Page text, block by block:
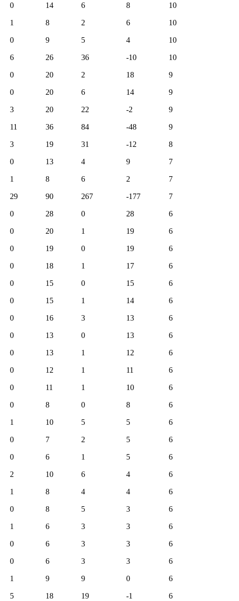
0 14 6 8 10
1 8 2 6 10
0 9 5 4 10
6 26 36 -10 10
0 20 2 18 9
0 20 6 14 9
3 20 22 -2 9
11 36 84 -48 9
3 19 31 -12 8
0 13 4 9 7
1 8 6 2 7
29 90 267 -177 7
0 28 0 28 6
0 20 1 19 6
0 19 0 19 6
0 18 1 17 6
0 15 0 15 6
0 15 1 14 6
0 16 3 13 6
0 13 0 13 6
0 13 1 12 6
0 12 1 11 6
0 11 1 10 6
0 8 0 8 6
1 10 5 5 6
0 7 2 5 6
0 6 1 5 6
2 10 6 4 6
1 8 4 4 6
0 8 5 3 6
1 6 3 3 6
0 6 3 3 6
0 6 3 3 6
1 9 9 0 6
5 18 19 -1 6